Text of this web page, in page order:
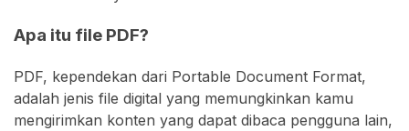
Apa itu file PDF?
PDF, kependekan dari Portable Document Format,
adalah jenis file digital yang memungkinkan kamu
mengirimkan konten yang dapat dibaca pengguna lain,